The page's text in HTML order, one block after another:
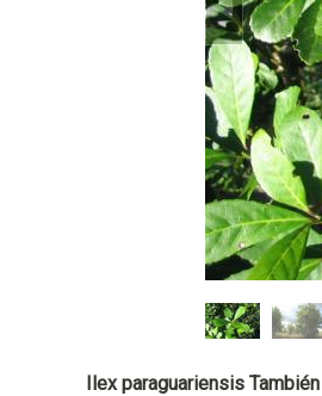
Ilex paraguariensis